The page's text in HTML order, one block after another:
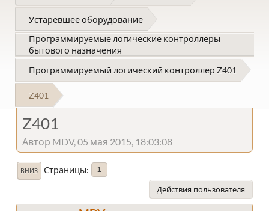
Устаревшее оборудование
Программируемые логические контроллеры
бытового назначения
Программируемый логический контроллер Z401
Z401
Z401
Автор MDV, 05 мая 2015, 18:03:08
ВНИЗ Страницы 1
Действия пользователя